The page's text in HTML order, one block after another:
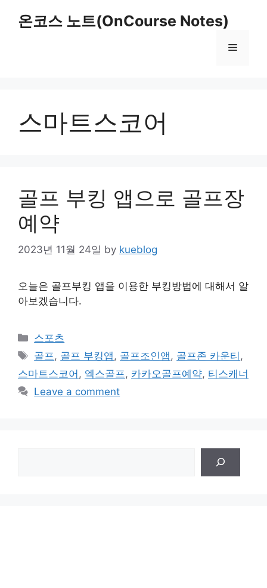
온코스 노트(OnCourse Notes)
Menu
스마트스코어
골프 부킹 앱으로 골프장
예약
2023년 11월 24일 by kueblog
오늘은 골프부킹 앱을 이용한 부킹방법에 대해서 알
아보겠습니다.
Categories
스포츠
Tags
골프 , 골프 부킹앱 , 골프조인앱 , 골프존 카운티 ,
스마트스코어 , 엑스골프 , 카카오골프예약, 티스캐너
Leave a comment